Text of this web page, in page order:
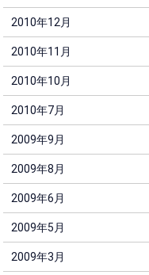
2010年12月
2010年11月
2010年10月
2010年7月
2009年9月
2009年8月
2009年6月
2009年5月
2009年3月